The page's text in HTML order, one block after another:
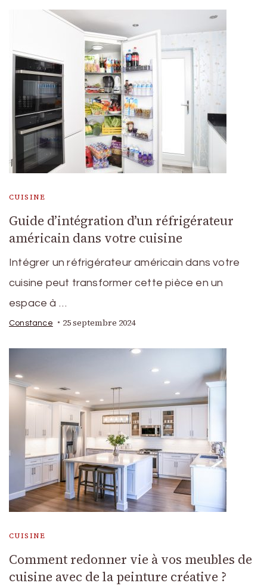
CUISINE
Guide d’intégration d’un réfrigérateur
américain dans votre cuisine
Intégrer un réfrigérateur américain dans votre
cuisine peut transformer cette pièce en un
espace à …
Constance 25 septembre 2024
CUISINE
Comment redonner vie à vos meubles de
cuisine avec de la peinture créative ?